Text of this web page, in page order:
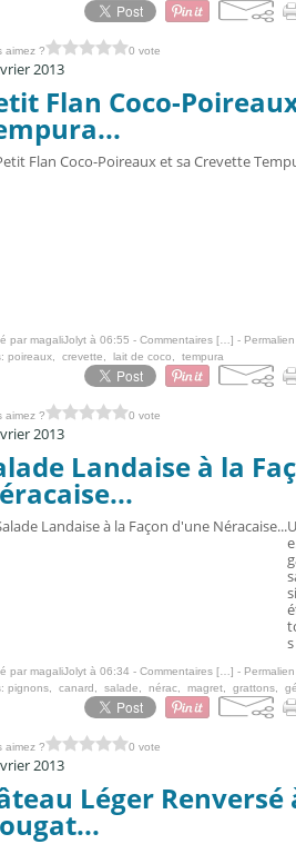
aimez ? 0 vote
2013
Flan Coco-
par magaliJolyt à 06:55 - Commentaires [ ] -
poireaux crevette lait de coco tempura
aimez ? 0 vote
2013
Landaise à la
par magaliJolyt à 06:34 - Commentaires [ ] -
pignons canard salade nérac magret grattons
aimez ? 0 vote
2013
Léger